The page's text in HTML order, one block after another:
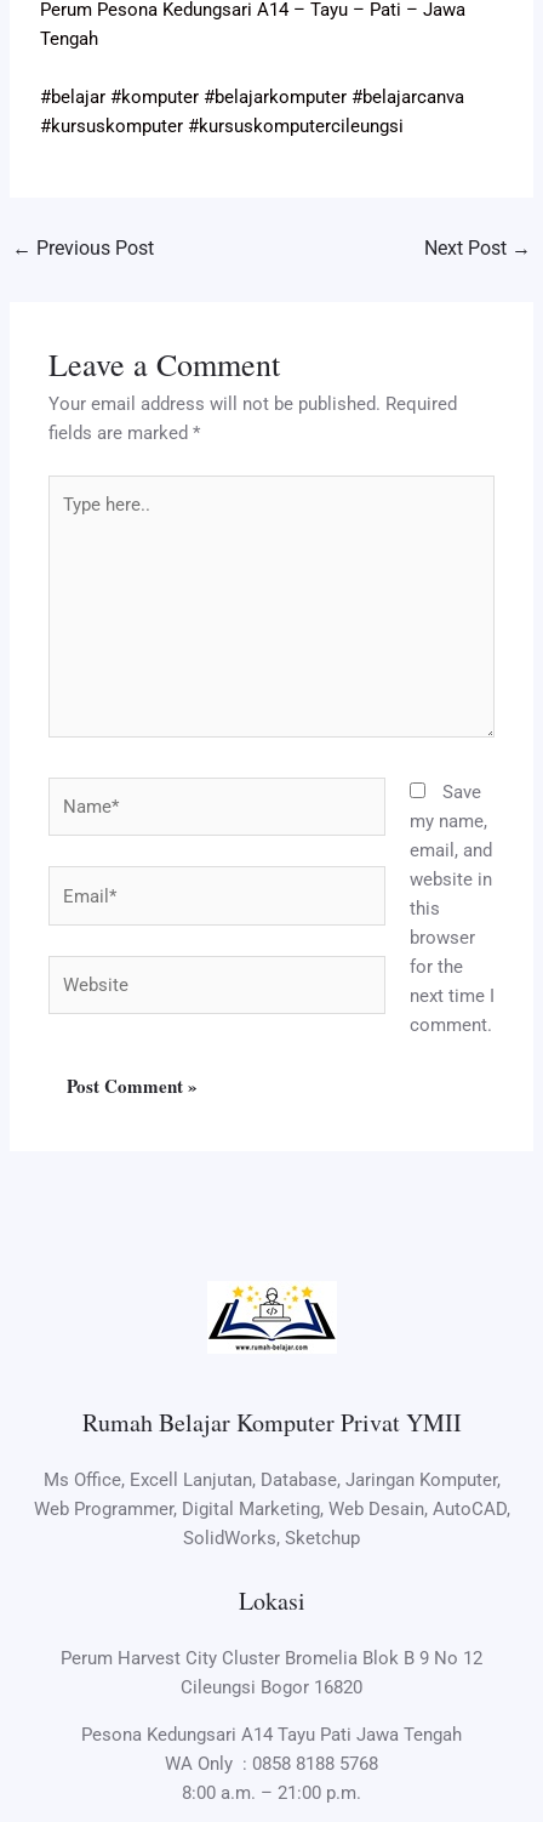
Perum Pesona Kedungsari A14 – Tayu – Pati – Jawa
Tengah
#belajar #komputer #belajarkomputer #belajarcanva
#kursuskomputer #kursuskomputercileungsi
← Previous Post Next Post →
Leave a Comment
Your email address will not be published. Required
fields are marked*
here..
Save
my name,
email, and
website in
this
browser
for the
next time I
comment.
Rumah Belajar Komputer Privat YMII
Ms Office, Excell Lanjutan, Database, Jaringan Komputer,
Web Programmer, Digital Marketing, Web Desain, AutoCAD,
SolidWorks, Sketchup
Lokasi
Perum Harvest City Cluster Bromelia Blok B 9 No 12
Cileungsi Bogor 16820
Pesona Kedungsari A14 Tayu Pati Jawa Tengah
WA Only : 0858 8188 5768
8:00 a.m. – 21:00 p.m.